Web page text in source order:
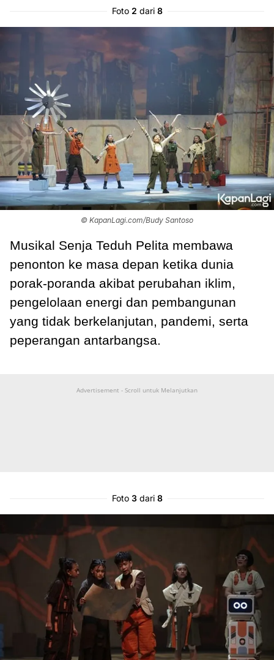
Foto 2 dari 8
© KapanLagi.com/Budy Santoso
Musikal Senja Teduh Pelita membawa
penonton ke masa depan ketika dunia
porak-poranda akibat perubahan iklim,
pengelolaan energi dan pembangunan
yang tidak berkelanjutan, pandemi, serta
peperangan antarbangsa.
Advertisement - Scroll untuk Melanjutkan
Foto 3dari 8